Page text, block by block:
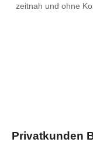
zeitnah und ohne
Privatkunden